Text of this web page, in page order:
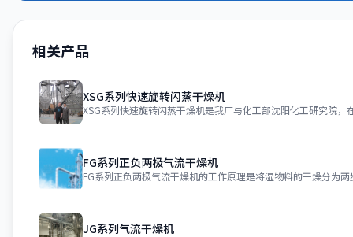
相关产品
XSG系列快速旋转闪蒸干燥机
FG系列正负两极气流干燥机
JG系列气流干燥机